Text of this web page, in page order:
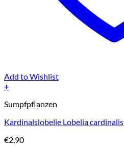
Add to Wishlist
+
Sumpfpflanzen
Kardinalslobelie Lobelia cardinalis
€2,90